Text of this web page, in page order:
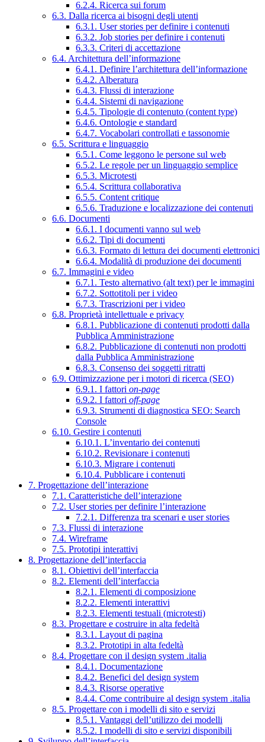
6.2.4. Ricerca sui forum
6.3. Dalla ricerca ai bisogni degli utenti
6.3.1. User stories per definire i contenuti
6.3.2. Job stories per definire i contenuti
6.3.3. Criteri di accettazione
6.4. Architettura dell’informazione
6.4.1. Definire l’architettura dell’informazione
6.4.2. Alberatura
6.4.3. Flussi di interazione
6.4.4. Sistemi di navigazione
6.4.5. Tipologie di contenuto (content type)
6.4.6. Ontologie e standard
6.4.7. Vocabolari controllati e tassonomie
6.5. Scrittura e linguaggio
6.5.1. Come leggono le persone sul web
6.5.2. Le regole per un linguaggio semplice
6.5.3. Microtesti
6.5.4. Scrittura collaborativa
6.5.5. Content critique
6.5.6. Traduzione e localizzazione dei contenuti
6.6. Documenti
6.6.1. I documenti vanno sul web
6.6.2. Tipi di documenti
6.6.3. Formato di lettura dei documenti elettronici
6.6.4. Modalità di produzione dei documenti
6.7. Immagini e video
6.7.1. Testo alternativo (alt text) per le immagini
6.7.2. Sottotitoli per i video
6.7.3. Trascrizioni per i video
6.8. Proprietà intellettuale e privacy
6.8.1. Pubblicazione di contenuti prodotti dalla
Pubblica Amministrazione
6.8.2. Pubblicazione di contenuti non prodotti
dalla Pubblica Amministrazione
6.8.3. Consenso dei soggetti ritratti
6.9. Ottimizzazione per i motori di ricerca (SEO)
6.9.1. I fattori on-page
6.9.2. I fattori off-page
6.9.3. Strumenti di diagnostica SEO: Search
Console
6.10. Gestire i contenuti
6.10.1. L’inventario dei contenuti
6.10.2. Revisionare i contenuti
6.10.3. Migrare i contenuti
6.10.4. Pubblicare i contenuti
7. Progettazione dell’interazione
7.1. Caratteristiche dell’interazione
7.2. User stories per definire l’interazione
7.2.1. Differenza tra scenari e user stories
7.3. Flussi di interazione
7.4. Wireframe
7.5. Prototipi interattivi
8. Progettazione dell’interfaccia
8.1. Obiettivi dell’interfaccia
8.2. Elementi dell’interfaccia
8.2.1. Elementi di composizione
8.2.2. Elementi interattivi
8.2.3. Elementi testuali (microtesti)
8.3. Progettare e costruire in alta fedeltà
8.3.1. Layout di pagina
8.3.2. Prototipi in alta fedeltà
8.4. Progettare con il design system .italia
8.4.1. Documentazione
8.4.2. Benefici del design system
8.4.3. Risorse operative
8.4.4. Come contribuire al design system .italia
8.5. Progettare con i modelli di sito e servizi
8.5.1. Vantaggi dell’utilizzo dei modelli
8.5.2. I modelli di sito e servizi disponibili